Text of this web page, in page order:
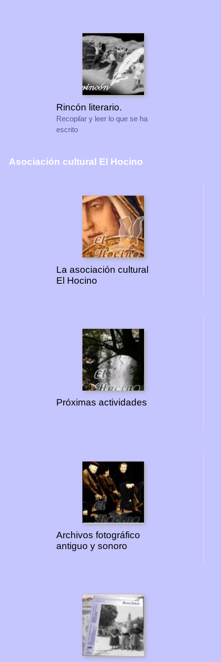
Rincón literario.
Recopilar y leer lo que se ha
escrito
Asociación cultural El Hocino
La asociación cultural
El Hocino
Próximas actividades
Archivos fotográfico
antiguo y sonoro